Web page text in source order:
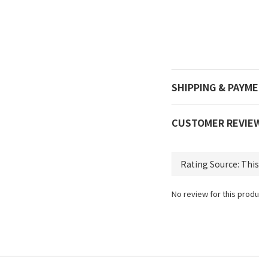
SHIPPING &
CUSTOMER
No review for this